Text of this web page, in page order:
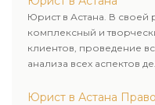
Юрист в Астана. В
комплексный и
клиентов, проведение
анализа всех аспектов
Юрист в Астана